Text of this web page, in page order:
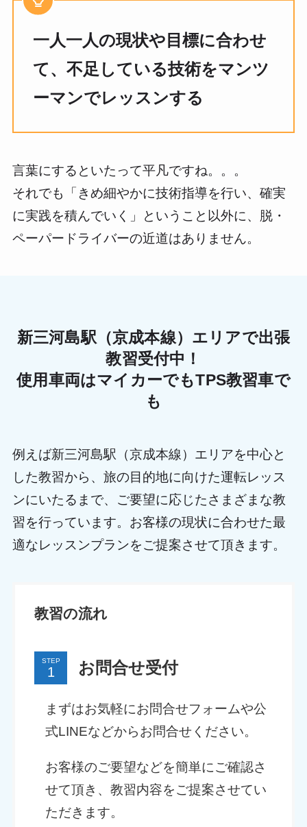
一人一人の現状や目標に合わせ
て、不足している技術をマンツ
ーマンでレッスンする
言葉にするといたって平凡ですね。。。
それでも「きめ細やかに技術指導を行い、確実
に実践を積んでいく」ということ以外に、脱・
ペーパードライバーの近道はありません。
新三河島駅（京成本線）エリアで出張
教習受付中！
使用車両はマイカーでもTPS教習車で
も
例えば新三河島駅（京成本線）エリアを中心と
した教習から、旅の目的地に向けた運転レッス
ンにいたるまで、ご要望に応じたさまざまな教
習を行っています。お客様の現状に合わせた最
適なレッスンプランをご提案させて頂きます。
教習の流れ
STEP お問合せ受付
まずはお気軽にお問合せフォームや公
式LINEなどからお問合せください。
お客様のご要望などを簡単にご確認さ
せて頂き、教習内容をご提案させてい
ただきます。